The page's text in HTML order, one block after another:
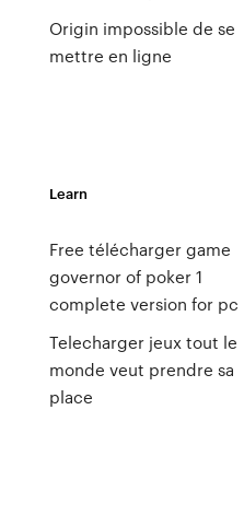
Origin impossible de se
mettre en ligne
Learn
Free télécharger game
governor of poker 1
complete version for pc
Telecharger jeux tout le
monde veut prendre sa
place